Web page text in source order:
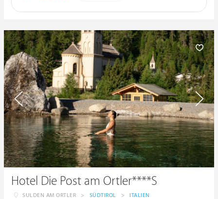
Hotel Die Post am Ortler****S
SULDEN AM ORTLER > SÜDTIROL > ITALIEN